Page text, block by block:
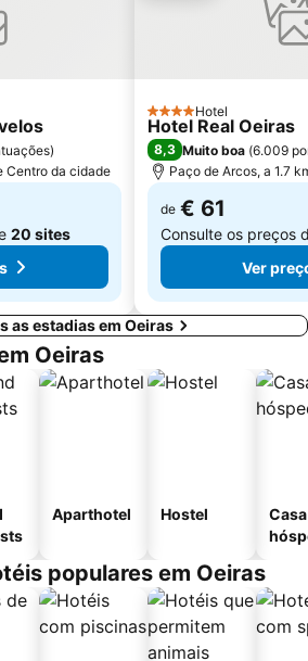
Galapinhos Beach
Praça do Comércio
)
Centro da cidade
20 sites
4 Estrelas
Hotel
Hotel Real Oeiras
8,3 Muito boa (6.009
Paço de Arcos, a 1.7
de € 61
Consulte os preços
Ver
as estadias em Oeiras
Oeiras
Aparthotel Hostel
populares em Oeiras